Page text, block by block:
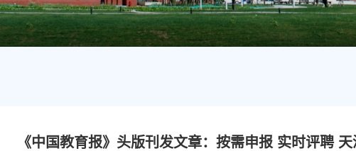
《中国教育报》头版刊发文章：按需申报 实时评聘